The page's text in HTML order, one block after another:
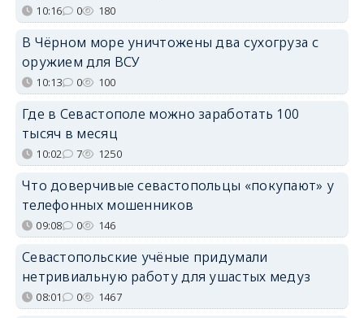
10:16 0 180
В Чёрном море уничтожены два сухогруза с
оружием для ВСУ
10:13 0 100
Где в Севастополе можно заработать 100
тысяч в месяц
10:02 7 1250
Что доверчивые севастопольцы «покупают» у
телефонных мошенников
09:08 0 146
Севастопольские учёные придумали
нетривиальную работу для ушастых медуз
08:01 0 1467